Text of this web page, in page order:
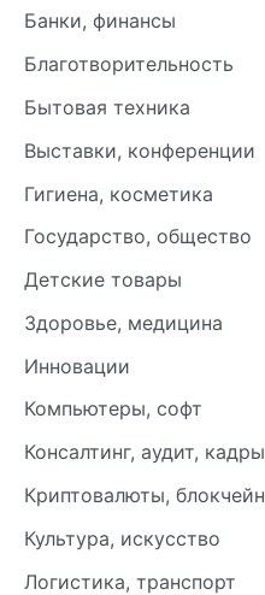
Банки, финансы
Благотворительность
Бытовая техника
Выставки, конференции
Гигиена, косметика
Государство, общество
Детские товары
Здоровье, медицина
Инновации
Компьютеры, софт
Консалтинг, аудит, кадры
Криптовалюты, блокчейн
Культура, искусство
Логистика, транспорт